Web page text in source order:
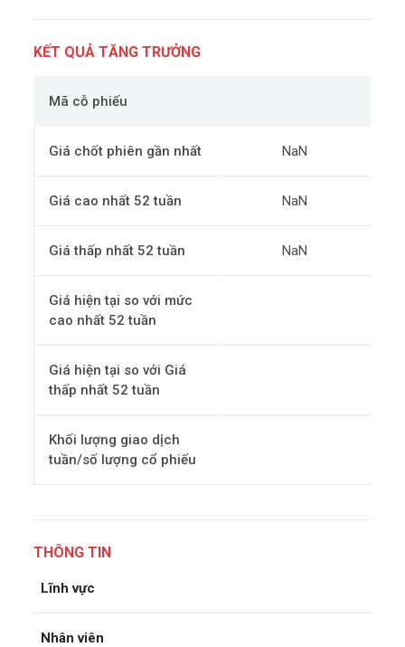
KẾT QUẢ TĂNG TRƯỞNG
Mã cỗ phiếu
Giá chốt phiên gần nhất NaN
Giá cao nhất 52 tuần NaN
Giá thấp nhất 52 tuần NaN
Giá hiện tại so với mức
cao nhất 52 tuần
Giá hiện tại so với Giá
thấp nhất 52 tuần
Khối lượng giao dịch
tuần/số lượng cổ phiếu
THÔNG TIN
Lĩnh vực
Nhân viên